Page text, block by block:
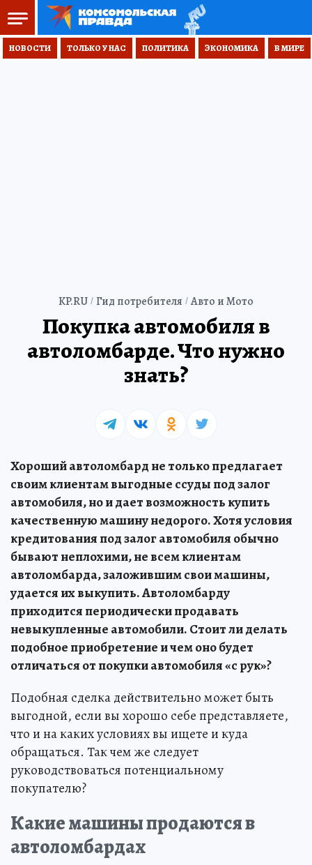
НОВОСТИ ТОЛЬКО У НАС ПОЛИТИКА ЭКОНОМИКА В МИРЕ
KP.RU Гид потребителя Авто и Мото
Покупка автомобиля в
автоломбарде. Что нужно
знать?
Хороший автоломбард не только предлагает
своим клиентам выгодные ссуды под залог
автомобиля, но и дает возможность купить
качественную машину недорого. Хотя условия
кредитования под залог автомобиля обычно
бывают неплохими, не всем клиентам
автоломбарда, заложившим свои машины,
удается их выкупить. Автоломбарду
приходится периодически продавать
невыкупленные автомобили. Стоит ли делать
подобное приобретение и чем оно будет
отличаться от покупки автомобиля «с рук»?
Подобная сделка действительно может быть
выгодной, если вы хорошо себе представляете,
что и на каких условиях вы ищете и куда
обращаться. Так чем же следует
руководствоваться потенциальному
покупателю?
Какие машины продаются в
автоломбардах